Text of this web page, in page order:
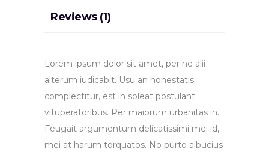
Reviews (1)
Lorem ipsum dolor sit amet, per ne alii
alterum iudicabit. Usu an honestatis
complectitur, est in soleat postulant
vituperatoribus. Per maiorum urbanitas in.
Feugait argumentum delicatissimi mei id,
mei at harum torquatos. No purto albucius